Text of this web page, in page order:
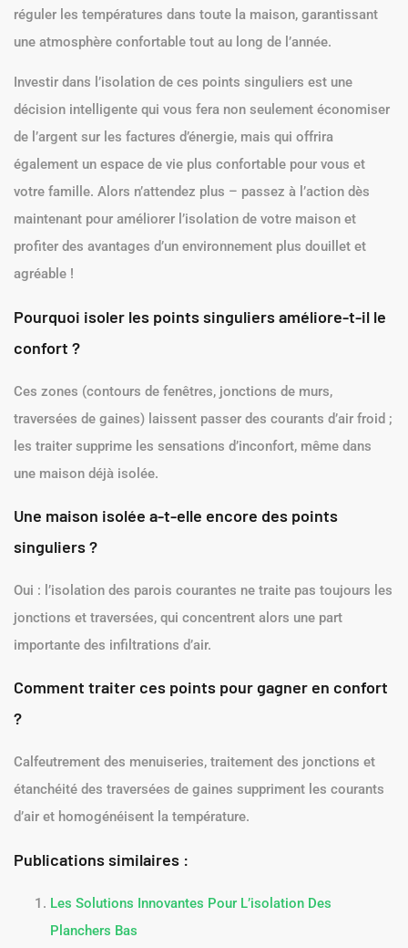
réguler les températures dans toute la maison, garantissant
une atmosphère confortable tout au long de l’année.
Investir dans l’isolation de ces points singuliers est une
décision intelligente qui vous fera non seulement économiser
de l’argent sur les factures d’énergie, mais qui offrira
également un espace de vie plus confortable pour vous et
votre famille. Alors n’attendez plus – passez à l’action dès
maintenant pour améliorer l’isolation de votre maison et
profiter des avantages d’un environnement plus douillet et
agréable !
Pourquoi isoler les points singuliers améliore-t-il le
confort ?
Ces zones (contours de fenêtres, jonctions de murs,
traversées de gaines) laissent passer des courants d’air froid ;
les traiter supprime les sensations d’inconfort, même dans
une maison déjà isolée.
Une maison isolée a-t-elle encore des points
singuliers ?
Oui : l’isolation des parois courantes ne traite pas toujours les
jonctions et traversées, qui concentrent alors une part
importante des infiltrations d’air.
Comment traiter ces points pour gagner en confort
?
Calfeutrement des menuiseries, traitement des jonctions et
étanchéité des traversées de gaines suppriment les courants
d’air et homogénéisent la température.
Publications similaires :
Les Solutions Innovantes Pour L’isolation Des
Planchers Bas